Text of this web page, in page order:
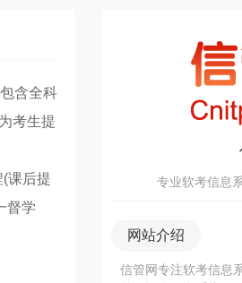
含全科
考生提
课后提
督学
专业软考信息
网站介绍
信管网专注软考信息